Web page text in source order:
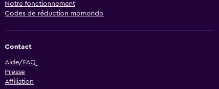
Notre fonctionnement
Codes de réduction momondo
Contact
Aide/FAQ
Presse
Affiliation